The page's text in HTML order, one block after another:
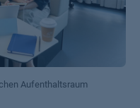
Aufenthaltsraum